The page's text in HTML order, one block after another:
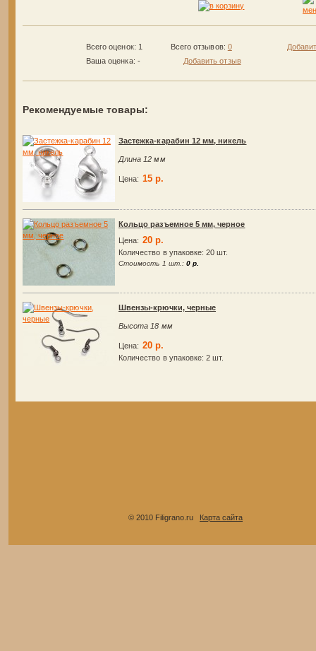
Всего оценок: 1
Ваша оценка: -
Всего отзывов: 0
Добавить отзыв
Рекомендуемые товары:
Застежка-карабин 12 мм, никель
Длина 12 мм
Цена: 15 р.
Кольцо разъемное 5 мм, черное
Цена: 20 р.
Количество в упаковке: 20 шт.
Стоимость 1 шт.: 0 р.
Швензы-крючки, черные
Высота 18 мм
Цена: 20 р.
Количество в упаковке: 2 шт.
© 2010 Filigrano.ru Карта сайта